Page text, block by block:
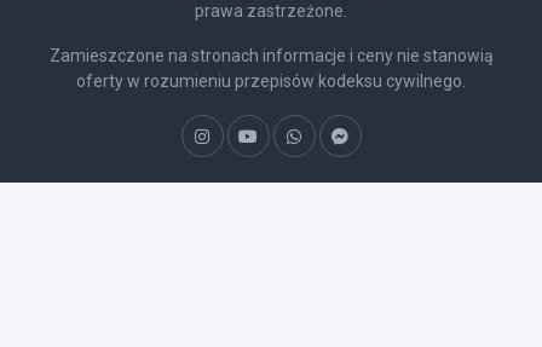
prawa zastrzeżone.
Zamieszczone na stronach informacje i ceny nie stanowią
oferty w rozumieniu przepisów kodeksu cywilnego.